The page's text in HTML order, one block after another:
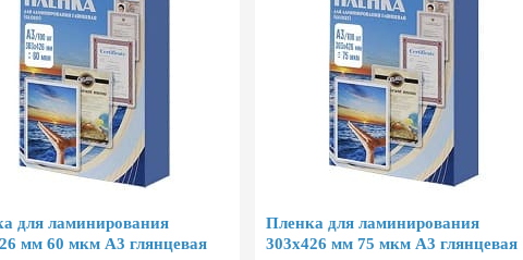
для ламинирования
мм 60 мкм А3 глянцевая
Пленка для ламинирования
303х426 мм 75 мкм А3 глянцевая